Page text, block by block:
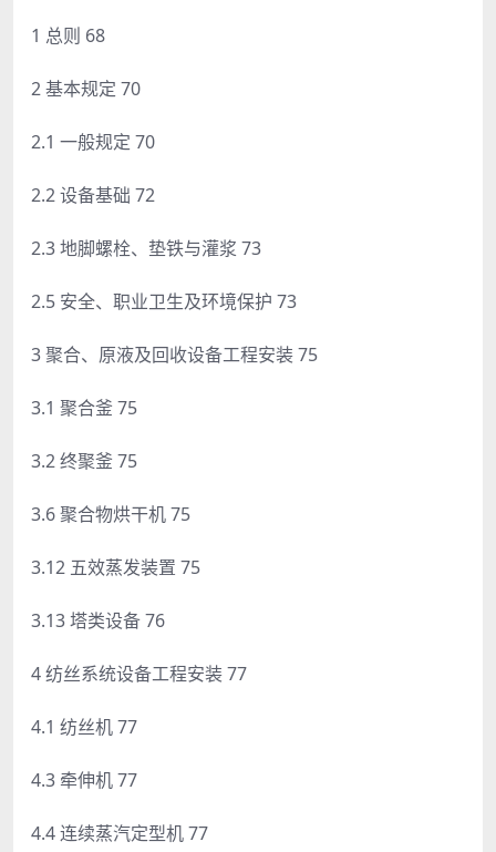
1 总则 68
2 基本规定 70
2.1 一般规定 70
2.2 设备基础 72
2.3 地脚螺栓、垫铁与灌浆 73
2.5 安全、职业卫生及环境保护 73
3 聚合、原液及回收设备工程安装 75
3.1 聚合釜 75
3.2 终聚釜 75
3.6 聚合物烘干机 75
3.12 五效蒸发装置 75
3.13 塔类设备 76
4 纺丝系统设备工程安装 77
4.1 纺丝机 77
4.3 牵伸机 77
4.4 连续蒸汽定型机 77